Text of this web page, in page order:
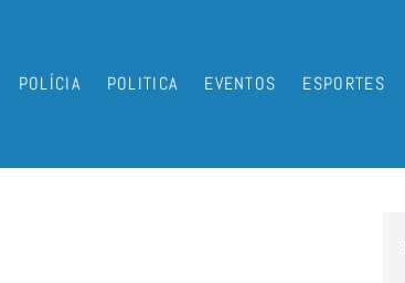
POLÍCIA POLITICA EVENTOS ESPORTES